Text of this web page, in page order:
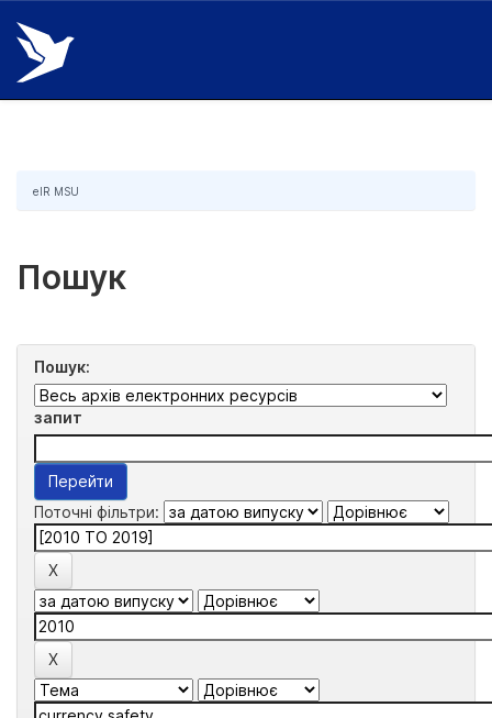
Skip
navigation
eIR MSU
Пошук
Пошук:
запит
Поточні фільтри: